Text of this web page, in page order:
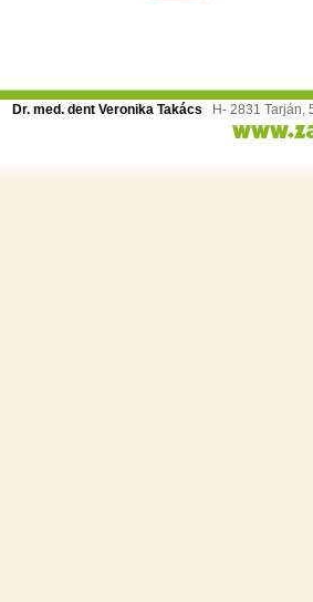
Dr. med. dent Veronika Takács H- 2831